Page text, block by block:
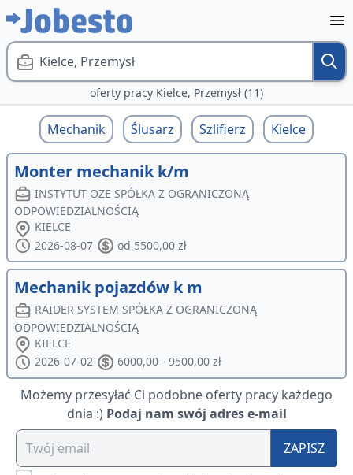
Kielce, Przemysł
oferty pracy Kielce, Przemysł (11)
Mechanik Ślusarz Szlifierz Kielce
Monter mechanik k/m
INSTYTUT OZE SPÓŁKA Z OGRANICZONĄ
ODPOWIEDZIALNOŚCIĄ
KIELCE
2026-08-07
od 5500,00 zł
Mechanik pojazdów k m
RAIDER SYSTEM SPÓŁKA Z OGRANICZONĄ
ODPOWIEDZIALNOŚCIĄ
KIELCE
2026-07-02
6000,00 - 9500,00 zł
Możemy przesyłać Ci podobne oferty pracy każdego
dnia :) Podaj nam swój adres e-mail
ZAPISZ